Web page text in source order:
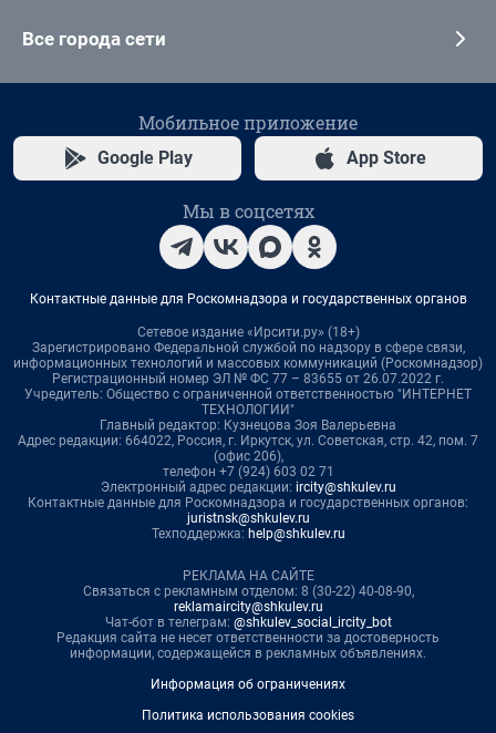
Все города сети
Мобильное приложение
Google Play App Store
Мы в соцсетях
Контактные данные для Роскомнадзора и государственных органов
Сетевое издание «Ирсити.ру» (18+)
Зарегистрировано Федеральной службой по надзору в сфере связи,
информационных технологий и массовых коммуникаций (Роскомнадзор)
Регистрационный номер ЭЛ № ФС 77 – 83655 от 26.07.2022 г.
Учредитель: Общество с ограниченной ответственностью "ИНТЕРНЕТ
ТЕХНОЛОГИИ"
Главный редактор: Кузнецова Зоя Валерьевна
Адрес редакции: 664022, Россия, г. Иркутск, ул. Советская, стр. 42, пом. 7
(офис 206),
телефон +7 (924) 603 02 71
Электронный адрес редакции: ircity@shkulev.ru
Контактные данные для Роскомнадзора и государственных органов:
juristnsk@shkulev.ru
Техподдержка: help@shkulev.ru
РЕКЛАМА НА САЙТЕ
Связаться с рекламным отделом: 8 (30-22) 40-08-90,
reklamaircity@shkulev.ru
Чат-бот в телеграм: @shkulev_social_ircity_bot
Редакция сайта не несет ответственности за достоверность
информации, содержащейся в рекламных объявлениях.
Информация об ограничениях
Политика использования cookies